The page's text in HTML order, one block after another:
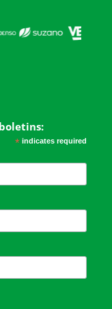
*indicates required